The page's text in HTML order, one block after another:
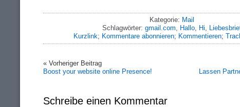
Kategorie: Mail
Schlagwörter: gmail.com Hallo, Hi
Kurzlink; Kommentare abonnieren; Kommentieren;
« Vorheriger Beitrag
Boost your website online Presence!
Lassen
Schreibe einen Kommentar